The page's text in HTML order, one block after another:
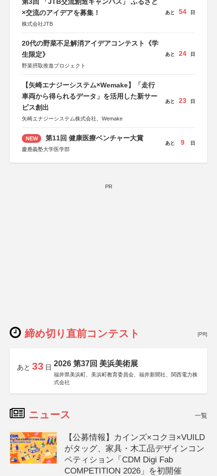
×交流のアイデアを募集！
株式会社JTB
あと 54 日
20代の野菜不足解消アイデアコンテスト《学
生限定》
野菜摂取推進プロジェクト
あと 24 日
【矢崎エナジーシステム×Wemake】「走行
車両から得られるデータ」を活用した新サー
ビス創出
矢崎エナジーシステム株式会社、Wemake
あと 23 日
NEW 第11回 健康医療ベンチャー大賞
慶應義塾大学医学部
あと 9 日
PR
締め切り直前コンテスト [PR]
あと 33 日 2026 第37回 美浜美術展
福井県美浜町、美浜町教育委員会、福井新聞社、関西電力株
式会社
ニュース 一覧
【公募情報】カインズ×コクヨ×VUILD
がタッグ、家具・木工品デザインコン
ペティション「CDM Digi Fab
COMPETITION 2026」を初開催